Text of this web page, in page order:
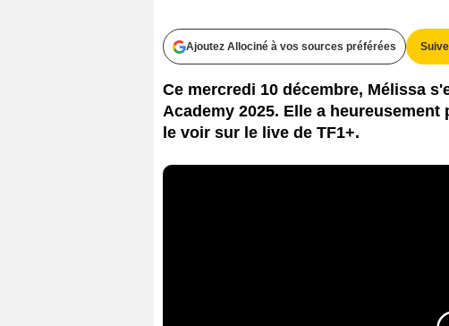
Ajoutez Allociné à vos sources préférées
Ce mercredi 10 décembre, Mélissa
Academy 2025. Elle a
le voir sur le live de TF1+.